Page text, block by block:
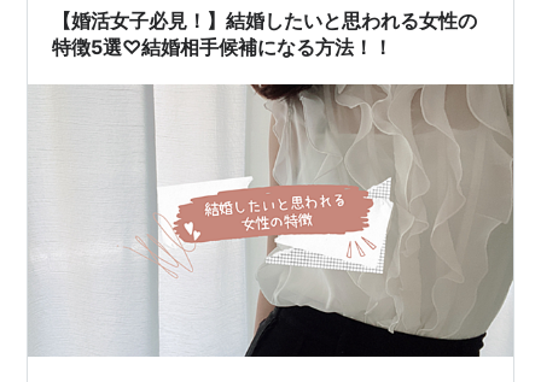
へ、 少しだけ立ち止まって考…
【婚活女子必見！】結婚したいと思われる女性の
特徴5選♡結婚相手候補になる方法！！